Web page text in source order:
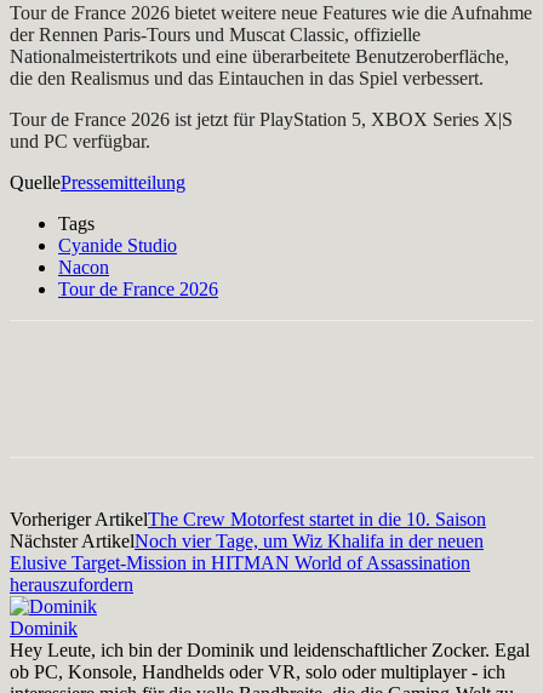
Tour de France 2026 bietet weitere neue Features wie die Aufnahme
der Rennen Paris-Tours und Muscat Classic, offizielle
Nationalmeistertrikots und eine überarbeitete Benutzeroberfläche,
die den Realismus und das Eintauchen in das Spiel verbessert.
Tour de France 2026 ist jetzt für PlayStation 5, XBOX Series X|S
und PC verfügbar.
QuellePressemitteilung
Tags
Cyanide Studio
Nacon
Tour de France 2026
Vorheriger ArtikelThe Crew Motorfest startet in die 10. Saison
Nächster ArtikelNoch vier Tage, um Wiz Khalifa in der neuen
Elusive Target-Mission in HITMAN World of Assassination
herauszufordern
Dominik
Hey Leute, ich bin der Dominik und leidenschaftlicher Zocker. Egal
ob PC, Konsole, Handhelds oder VR, solo oder multiplayer - ich